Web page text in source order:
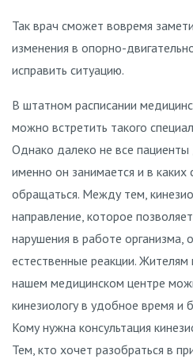
Так врач сможет вовремя
изменения в опорно-
исправить ситуацию.
В штатном расписании
можно встретить такого
Однако далеко не все
именно он занимается и в каких
обращаться. Между тем,
направление, которое
нарушения в работе организма,
естественные реакции.
нашем медицинском центре
кинезиологу в удобное время и
Кому нужна консультация
Тем, кто хочет разобраться в